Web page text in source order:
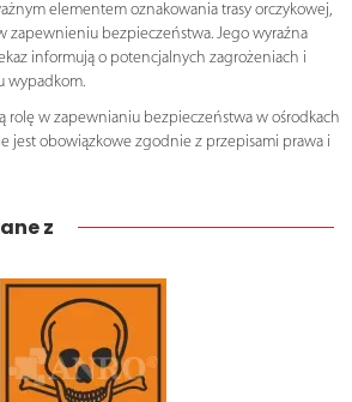
elementem oznakowania trasy orczykowej,
zapewnieniu bezpieczeństwa. Jego wyraźna
informują o potencjalnych zagrożeniach i
wypadkom.
rolę w zapewnianiu bezpieczeństwa w ośrodkach
jest obowiązkowe zgodnie z przepisami prawa i
z